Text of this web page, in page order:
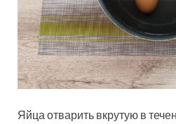
Яйца отварить вкрутую в